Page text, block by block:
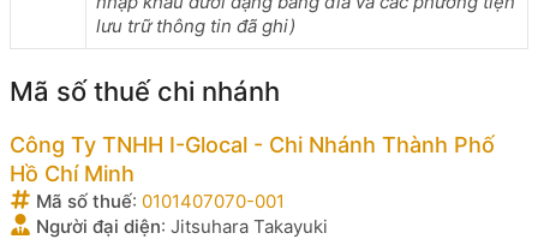
lưu trữ thông tin đã ghi)
Mã số thuế chi nhánh
Công Ty TNHH I-Glocal - Chi Nhánh Thành Phố
Hồ Chí Minh
Mã số thuế: 0101407070-001
Người đại diện: Jitsuhara Takayuki